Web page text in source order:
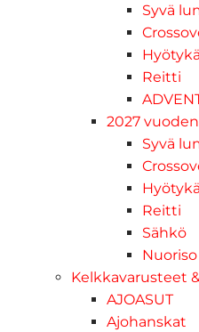
Syvä
Reitti
2027
Syvä
Reitti
Sähkö
Nuoriso
Kelkkavarusteet
AJOASUT
Ajohanskat